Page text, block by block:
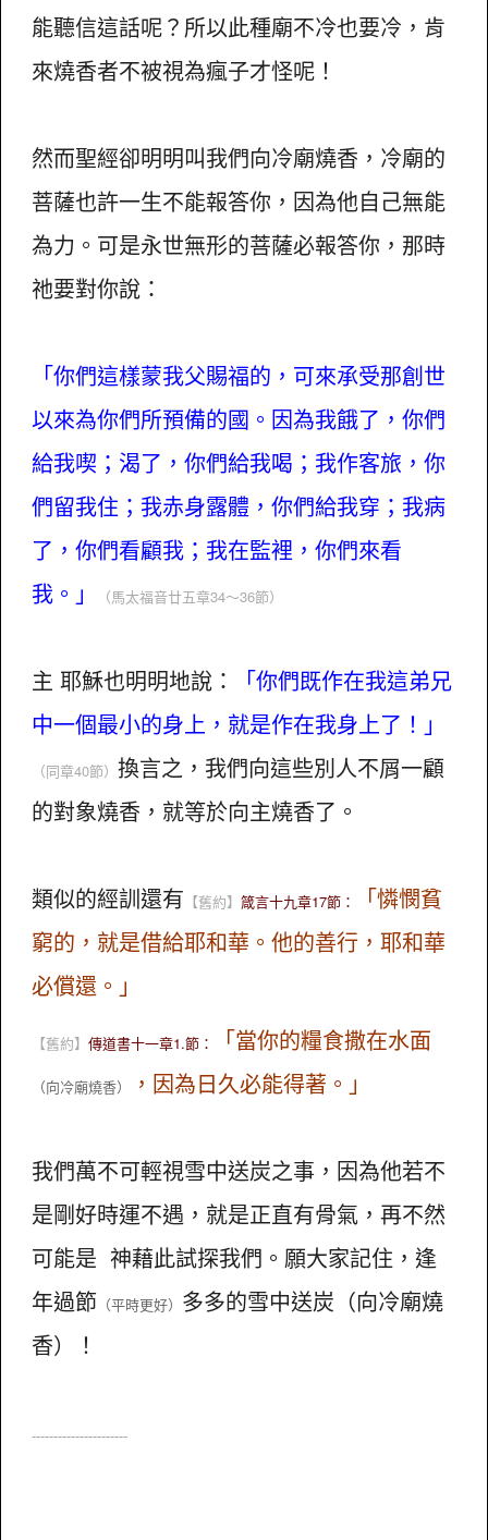
能聽信這話呢？所以此種廟不冷也要冷，肯
來燒香者不被視為瘋子才怪呢！
然而聖經卻明明叫我們向冷廟燒香，冷廟的
菩薩也許一生不能報答你，因為他自己無能
為力。可是永世無形的菩薩必報答你，那時
祂要對你說：
「你們這樣蒙我父賜福的，可來承受那創世
以來為你們所預備的國。因為我餓了，你們
給我喫；渴了，你們給我喝；我作客旅，你
們留我住；我赤身露體，你們給我穿；我病
了，你們看顧我；我在監裡，你們來看
我。」
（馬太福音廿五章34～36節）
主 耶穌也明明地說：
「你們既作在我這弟兄
中一個最小的身上，就是作在我身上了！」
（同章40節）換言之，我們向這些別人不屑一顧
的對象燒香，就等於向主燒香了。
類似的經訓還有 【舊約】箴言十九章17節：
「憐憫貧
窮的，就是借給耶和華。他的善行，耶和華
必償還。」
【舊約】傳道書十一章1.節： 「當你的糧食撒在水面
（向冷廟燒香） ，因為日久必能得著。」
我們萬不可輕視雪中送炭之事，因為他若不
是剛好時運不遇，就是正直有骨氣，再不然
可能是 神藉此試探我們。願大家記住，逢
年過節 （平時更好） 多多的雪中送炭（向冷廟燒
香）！
----------------------